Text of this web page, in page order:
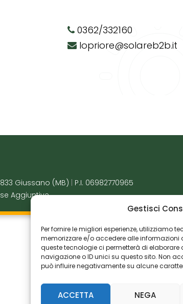
Gestisci
Per fornire le migliori esperienze, utilizziamo
memorizzare e/o accedere alle informazioni
queste tecnologie ci permetterà di
navigazione o ID unici su questo sito. Non
può influire negativamente su alcune
ACCETTA NEGA
0362/332160
lopriore@solareb2b.it
Giussano (MB)
P.I. 06982770965
Aggiuntive